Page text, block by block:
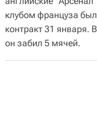
клубом француза
контракт 31 января.
он забил 5 мячей.